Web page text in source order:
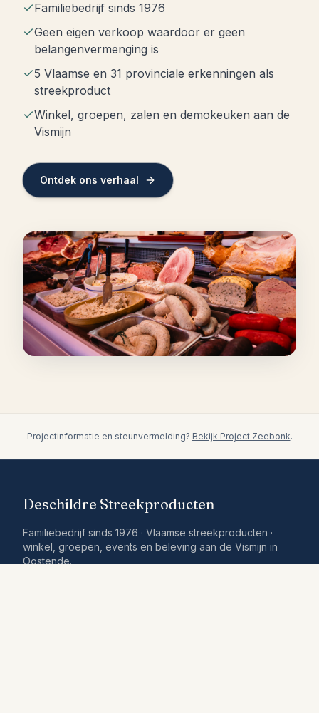
Familiebedrijf sinds 1976
Geen eigen verkoop waardoor er geen
belangenvermenging is
5 Vlaamse en 31 provinciale erkenningen als
streekproduct
Winkel, groepen, zalen en demokeuken aan de
Vismijn
Ontdek ons verhaal
Projectinformatie en steunvermelding? Bekijk Project Zeebonk.
Deschildre Streekproducten
Familiebedrijf sinds 1976 · Vlaamse streekproducten ·
winkel, groepen, events en beleving aan de Vismijn in
Oostende.